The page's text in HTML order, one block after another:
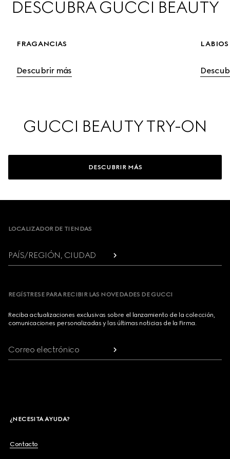
DESCUBRA GUCCI BEAUTY
FRAGANCIAS
Descubrir más
LABIOS
GUCCI BEAUTY TRY-ON
DESCUBRIR MÁS
LOCALIZADOR DE TIENDAS
PAÍS/REGIÓN, CIUDAD
REGÍSTRESE PARA RECIBIR LAS NOVEDADES DE GUCCI
Reciba actualizaciones exclusivas sobre el lanzamiento de la colección,
comunicaciones personalizadas y las últimas noticias de la Firma.
Correo electrónico
¿NECESITA AYUDA?
Contacto